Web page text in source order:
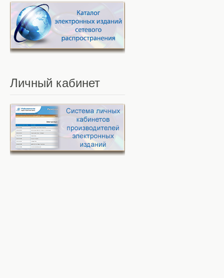
Личный кабинет